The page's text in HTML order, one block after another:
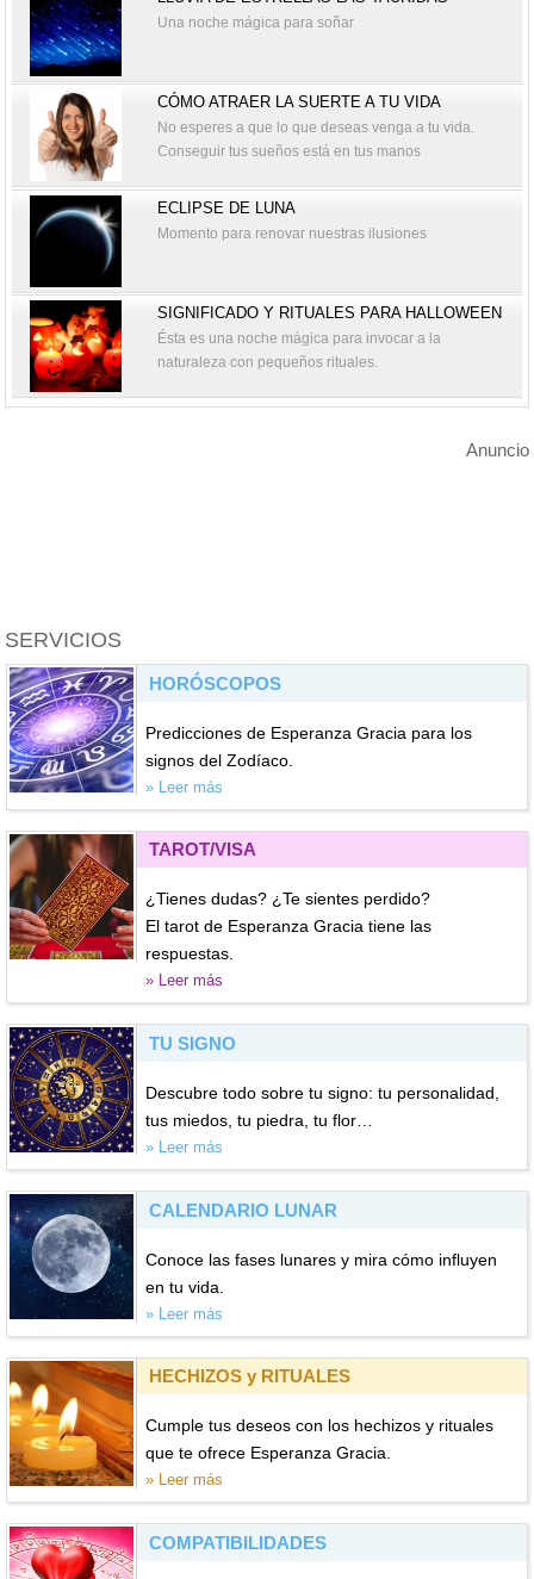
Una noche mágica para soñar
CÓMO ATRAER LA SUERTE A TU VIDA
No esperes a que lo que deseas venga a tu vida.
Conseguir tus sueños está en tus manos
ECLIPSE DE LUNA
Momento para renovar nuestras ilusiones
SIGNIFICADO Y RITUALES PARA HALLOWEEN
Ésta es una noche mágica para invocar a la
naturaleza con pequeños rituales.
Anuncio
SERVICIOS
HORÓSCOPOS
Predicciones de Esperanza Gracia para los
signos del Zodíaco.
» Leer más
TAROT/VISA
¿Tienes dudas? ¿Te sientes perdido?
El tarot de Esperanza Gracia tiene las
respuestas.
» Leer más
TU SIGNO
Descubre todo sobre tu signo: tu personalidad,
tus miedos, tu piedra, tu flor…
» Leer más
CALENDARIO LUNAR
Conoce las fases lunares y mira cómo influyen
en tu vida.
» Leer más
HECHIZOS y RITUALES
Cumple tus deseos con los hechizos y rituales
que te ofrece Esperanza Gracia.
» Leer más
COMPATIBILIDADES